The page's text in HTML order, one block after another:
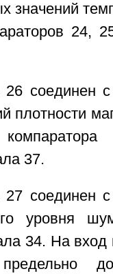
значений
24,
26 соединен
плотности
37.
27 соединен
уровня
34. На вход